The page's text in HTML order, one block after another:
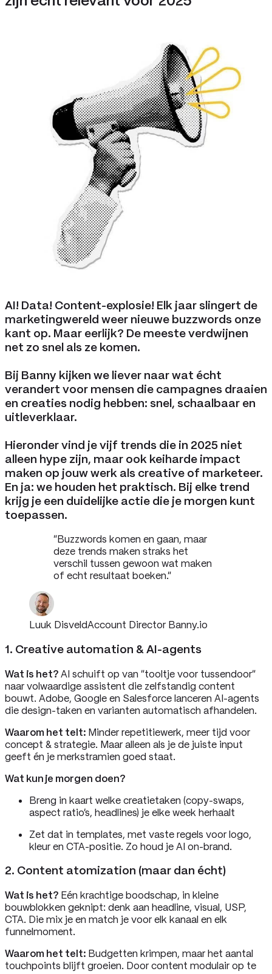
AI! Data! Content-explosie! Elk jaar slingert de
marketingwereld weer nieuwe buzzwords onze
kant op. Maar eerlijk? De meeste verdwijnen
net zo snel als ze komen.
Bij Banny kijken we liever naar wat écht
verandert voor mensen die campagnes draaien
en creaties nodig hebben: snel, schaalbaar en
uitleverklaar.
Hieronder vind je vijf trends die in 2025 niet
alleen hype zijn, maar ook keiharde impact
maken op jouw werk als creative of marketeer.
En ja: we houden het praktisch. Bij elke trend
krijg je een duidelijke actie die je morgen kunt
toepassen.
“Buzzwords komen en gaan, maar
deze trends maken straks het
verschil tussen gewoon wat maken
of echt resultaat boeken.”
Luuk DisveldAccount Director Banny.io
1. Creative automation & AI-agents
Wat is het? AI schuift op van “tooltje voor tussendoor”
naar volwaardige assistent die zelfstandig content
bouwt. Adobe, Google en Salesforce lanceren AI-agents
die design-taken en varianten automatisch afhandelen.
Waarom het telt: Minder repetitiewerk, meer tijd voor
concept & strategie. Maar alleen als je de juiste input
geeft én je merkstramien goed staat.
Wat kun je morgen doen?
Breng in kaart welke creatietaken (copy-swaps,
aspect ratio’s, headlines) je elke week herhaalt
Zet dat in templates, met vaste regels voor logo,
kleur en CTA-positie. Zo houd je AI on-brand.
2. Content atomization (maar dan écht)
Wat is het? Eén krachtige boodschap, in kleine
bouwblokken geknipt: denk aan headline, visual, USP,
CTA. Die mix je en match je voor elk kanaal en elk
funnelmoment.
Waarom het telt: Budgetten krimpen, maar het aantal
touchpoints blijft groeien. Door content modulair op te